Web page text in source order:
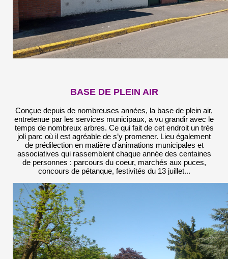
BASE DE PLEIN AIR
Conçue depuis de nombreuses années, la base de plein air,
entretenue par les services municipaux, a vu grandir avec le
temps de nombreux arbres. Ce qui fait de cet endroit un très
joli parc où il est agréable de s’y promener. Lieu également
de prédilection en matière d'animations municipales et
associatives qui rassemblent chaque année des centaines
de personnes : parcours du coeur, marchés aux puces,
concours de pétanque, festivités du 13 juillet...